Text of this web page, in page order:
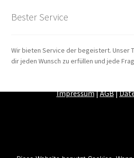
Bester Service
Wir bieten Service der begeistert. Unser
dir jeden Wunsch zu erfüllen und jede
Impressum|AGB|